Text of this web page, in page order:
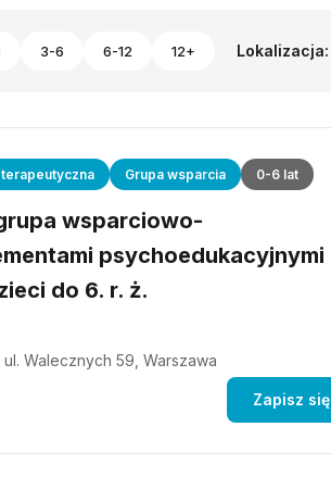
3-6 6-12 12+ Lokalizacja:
terapeutyczna Grupa wsparcia 0-6 lat
wsparciowo-
psychoedukacyjnymi
do 6. r. ż.
Walecznych 59, Warszawa
Zapisz się